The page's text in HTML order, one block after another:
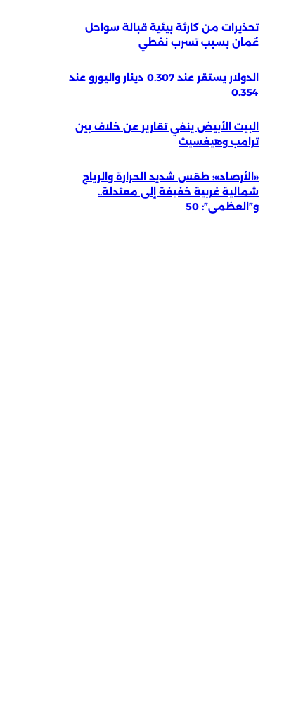
تحذيرات من كارثة بيئية قبالة سواحل
عُمان بسبب تسرب نفطي
الدولار يستقر عند 0.307 دينار واليورو عند
0.354
البيت الأبيض ينفي تقارير عن خلاف بين
ترامب وهيغسيث
«الأرصاد»: طقس شديد الحرارة والرياح
شمالية غربية خفيفة إلى معتدلة..
و”العظمى”: 50